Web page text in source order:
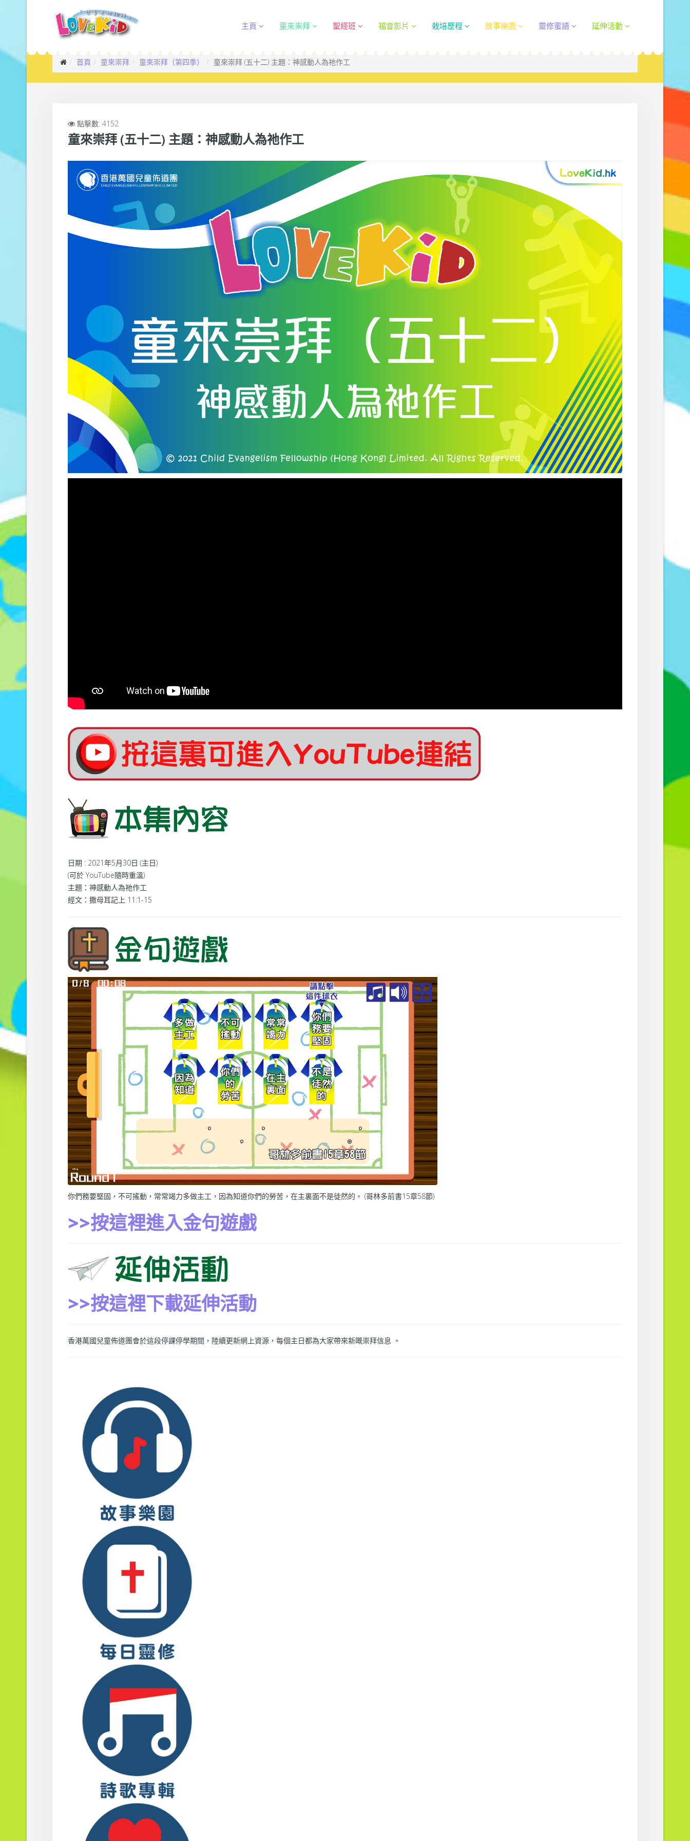
主頁 童來崇拜 聖經班 福音影片 栽培歷程 故事樂園 靈修蜜語 延伸活動
首頁 童來崇拜 童來崇拜（第四季） 童來崇拜 (五十二) 主題：神感動人為祂作工
點擊數: 4152
童來崇拜 (五十二) 主題：神感動人為祂作工
日期 : 2021年5月30日 (主日)
(可於 YouTube隨時重溫)
主題：神感動人為祂作工
經文：撒母耳記上 11:1-15
你們務要堅固，不可搖動，常常竭力多做主工，因為知道你們的勞苦，在主裏面不是徒然的。 (哥林多前書15章58節)
>>按這裡進入金句遊戲
>>按這裡下載延伸活動
香港萬國兒童佈道團會於這段停課停學期間，陸續更新網上資源，每個主日都為大家帶來新嘅崇拜信息 。